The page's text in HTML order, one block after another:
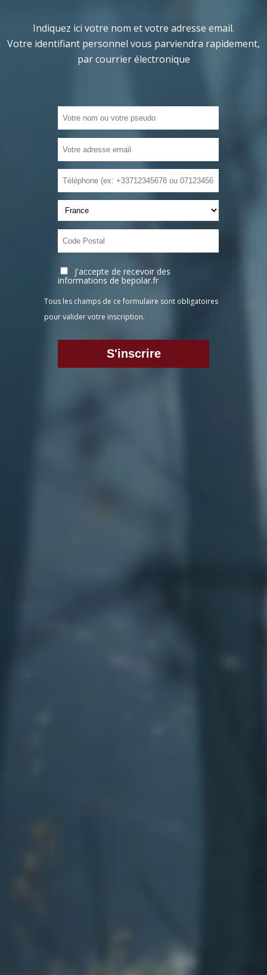
Indiquez ici votre nom et votre adresse email.
Votre identifiant personnel vous parviendra rapidement,
par courrier électronique
J'accepte de recevoir des
informations de bepolar.fr
Tous les champs de ce formulaire sont obligatoires
pour valider votre inscription.